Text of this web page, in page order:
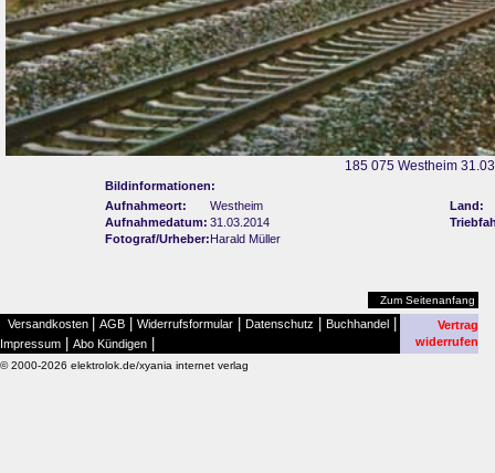
185 075 Westheim
Bildinformationen:
Aufnahmeort:
Westheim
Land:
Aufnahmedatum: 31.03.2014
Fotograf/Urheber:Harald Müller
Zum Seitenanfang
Versandkosten AGB Widerrufsformular Datenschutz Buchhandel
Impressum Abo Kündigen
Vertrag
widerrufen
© 2000-2026 elektrolok.de/xyania internet verlag